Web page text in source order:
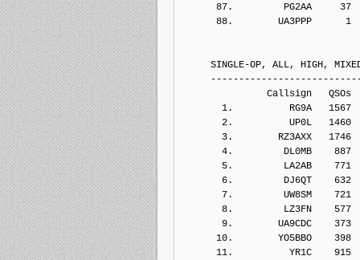
87.         PG2AA     37
88.        UA3PPP      1
SINGLE-OP, ALL, HIGH,
Callsign   QSOs  Points
1.          RG9A   1567
2.          UP0L   1460
3.        RZ3AXX   1746
4.         DL0MB    887
5.         LA2AB    771
6.         DJ6QT    632
7.         UW8SM    721
8.         LZ3FN    577
9.        UA9CDC    373
10.        YO5BBO    398
11.          YR1C    915